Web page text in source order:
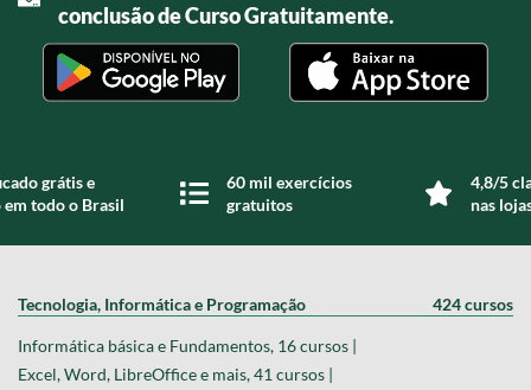
conclusão de Curso Gratuitamente.
grátis e
todo o Brasil
60 mil exercícios
gratuitos
4,8/5
nas
Tecnologia, Informática e Programação 424 cursos
Informática básica e Fundamentos, 16 cursos |
Excel, Word, LibreOffice e mais, 41 cursos |